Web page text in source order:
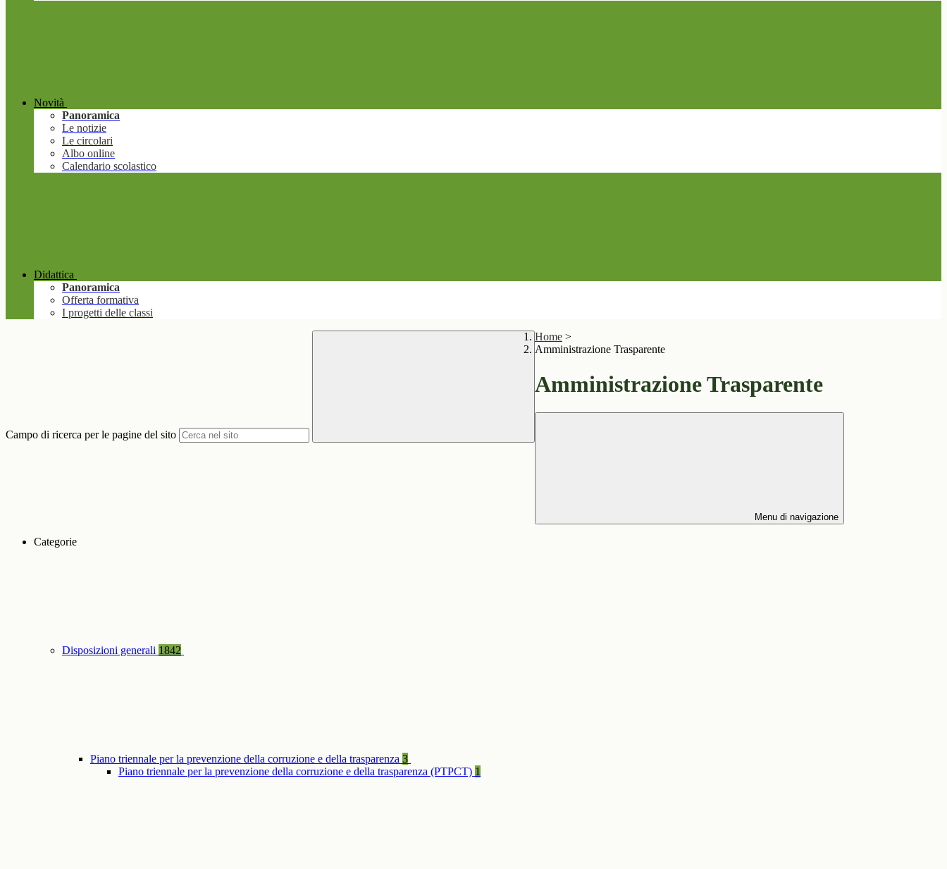
Novità
Panoramica
Le notizie
Le circolari
Albo online
Calendario scolastico
Didattica
Panoramica
Offerta formativa
I progetti delle classi
Campo di ricerca per le pagine del sito
Home >
Amministrazione Trasparente
Amministrazione Trasparente
Menu di navigazione
Categorie
Disposizioni generali 1842
Piano triennale per la prevenzione della corruzione e della trasparenza 3
Piano triennale per la prevenzione della corruzione e della trasparenza (PTPCT) 1